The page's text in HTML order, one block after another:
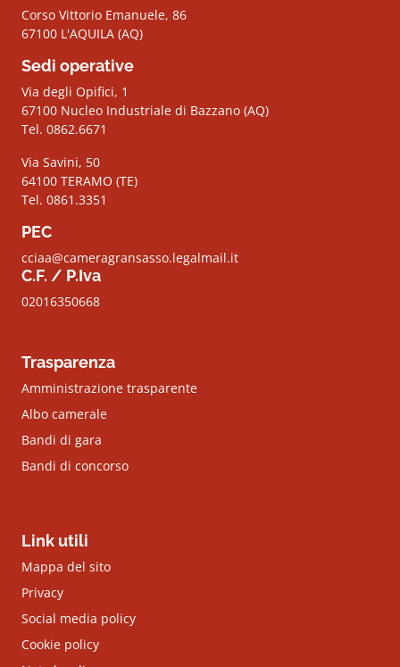
Corso Vittorio Emanuele, 86
67100 L'AQUILA (AQ)
Sedi operative
Via degli Opifici, 1
67100 Nucleo Industriale di Bazzano (AQ)
Tel. 0862.6671
Via Savini, 50
64100 TERAMO (TE)
Tel. 0861.3351
PEC
cciaa@cameragransasso.legalmail.it
C.F. / P.Iva
02016350668
Trasparenza
Amministrazione trasparente
Albo camerale
Bandi di gara
Bandi di concorso
Link utili
Mappa del sito
Privacy
Social media policy
Cookie policy